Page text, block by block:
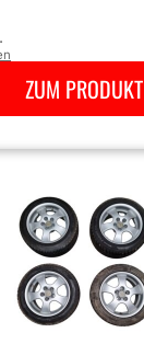
ZUM PRODUKT